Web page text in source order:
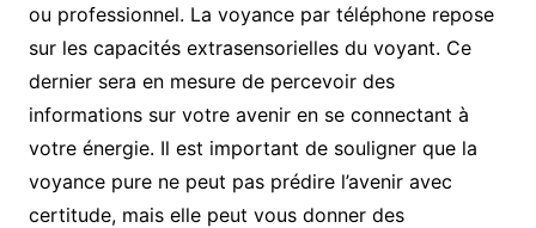
ou professionnel. La voyance par téléphone repose
sur les capacités extrasensorielles du voyant. Ce
dernier sera en mesure de percevoir des
informations sur votre avenir en se connectant à
votre énergie. Il est important de souligner que la
voyance pure ne peut pas prédire l’avenir avec
certitude, mais elle peut vous donner des